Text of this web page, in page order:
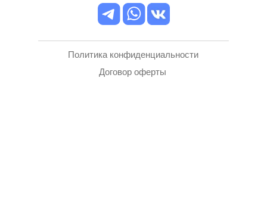
Политика конфиденциальности
Договор оферты